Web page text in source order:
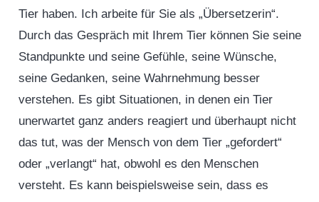
Tier haben. Ich arbeite für Sie als „Übersetzerin“.
Durch das Gespräch mit Ihrem Tier können Sie seine
Standpunkte und seine Gefühle, seine Wünsche,
seine Gedanken, seine Wahrnehmung besser
verstehen. Es gibt Situationen, in denen ein Tier
unerwartet ganz anders reagiert und überhaupt nicht
das tut, was der Mensch von dem Tier „gefordert“
oder „verlangt“ hat, obwohl es den Menschen
versteht. Es kann beispielsweise sein, dass es